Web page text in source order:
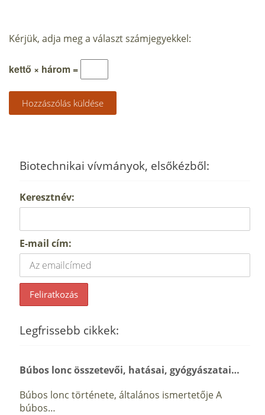
Kérjük, adja meg a választ számjegyekkel:
kettő × három =
Biotechnikai vívmányok, elsőkézből:
Keresztnév:
E-mail cím:
Legfrissebb cikkek:
Búbos lonc összetevői, hatásai, gyógyászatai…
Búbos lonc története, általános ismertetője A
búbos…